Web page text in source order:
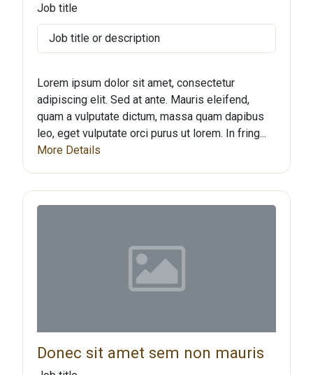
Job title
Job title or description
Lorem ipsum dolor sit amet, consectetur
adipiscing elit. Sed at ante. Mauris eleifend,
quam a vulputate dictum, massa quam dapibus
leo, eget vulputate orci purus ut lorem. In fring...
More Details
Donec sit amet sem non mauris